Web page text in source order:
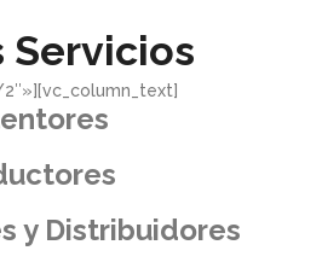
Servicios
y Distribuidores